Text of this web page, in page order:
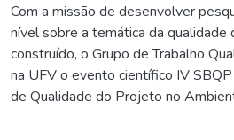
Com a missão de desenvolver
nível sobre a temática da
construído, o Grupo de Trabalho
na UFV o evento científico IV
de Qualidade do Projeto no